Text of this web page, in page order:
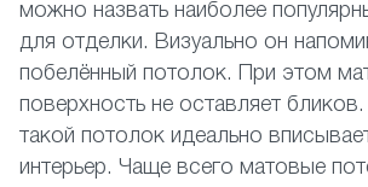
можно назвать наиболее
для отделки. Визуально он
побелённый потолок. При этом
поверхность не оставляет бликов.
такой потолок идеально
интерьер. Чаще всего матовые